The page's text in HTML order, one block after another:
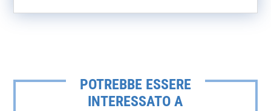
POTREBBE ESSERE
INTERESSATO A